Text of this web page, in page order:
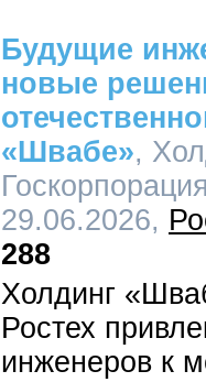
Будущие
новые
«Швабе»,
29.06.2026,
288
Холдинг
Ростех
инженеров к